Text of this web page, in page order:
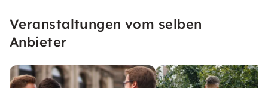
Veranstaltungen vom selben
Anbieter